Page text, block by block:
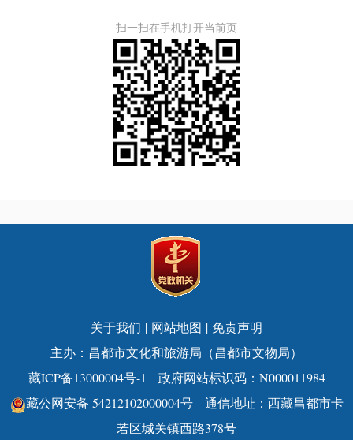
扫一扫在手机打开当前页
关于我们 | 网站地图 | 免责声明
主办：昌都市文化和旅游局（昌都市文物局）
藏ICP备13000004号-1
政府网站标识码：N000011984
藏公网安备 54212102000004号
通信地址：西藏昌都市卡
若区城关镇西路378号